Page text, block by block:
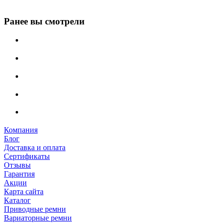
Ранее вы смотрели
Компания
Блог
Доставка и оплата
Сертификаты
Отзывы
Гарантия
Акции
Карта сайта
Каталог
Приводные ремни
Вариаторные ремни